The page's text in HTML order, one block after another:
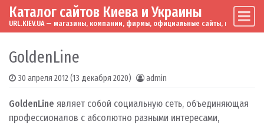
Skip to content
Main Navigation
Каталог сайтов Киева и Украины
URL.KIEV.UA — магазины, компании, фирмы, официальные сайты, мировые
GoldenLine
30 апреля 2012(13 декабря 2020) admin
GoldenLine являет собой социальную сеть, объединяющая
профессионалов с абсолютно разными интересами,